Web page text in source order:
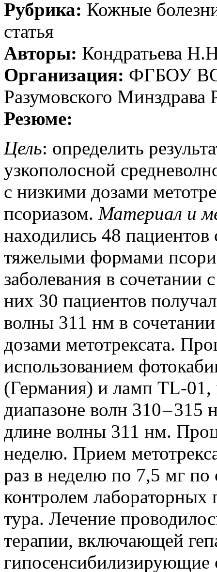
Рубрика: Кожные
статья
Авторы: Кондратьева
Организация: ФГБОУ
Разумовского Минздрава
Резюме:
Цель: определить
узкополосной
с низкими дозами
псориазом. Материал и
находились 48
тяжелыми формами
заболевания в сочетании
них 30 пациентов
волны 311 нм в
дозами метотрексата.
использованием
(Германия) и ламп TL-
диапазоне волн 310 –
длине волны 311 нм.
неделю. Прием
раз в неделю по 7,5 мг
контролем лабораторных
тура. Лечение
терапии, включающей
гипосенсибилизирующие